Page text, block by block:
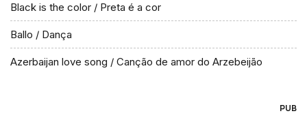
Black is the color / Preta é a cor
Ballo / Dança
Azerbaijan love song / Canção de amor do Arzebeijão
PUB